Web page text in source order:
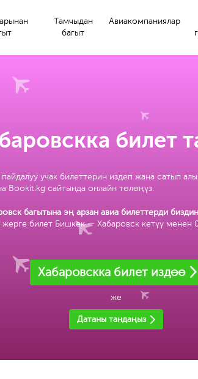
Тамчыдан
багыт
Авиакомпаниялар
билет
учак билеттерин издеп жана сатып
Bookit.kg сайтында онлайн төлөңүз.
багытына эң арзан авиа билеттерди
жерге билет Бишкек — Хабаровск кетүү менен
Хабаровскка билет издөө
же
Датаны тандаңыз